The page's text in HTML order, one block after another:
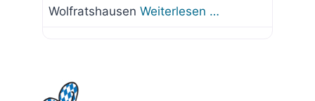
Wolfratshausen Weiterlesen …